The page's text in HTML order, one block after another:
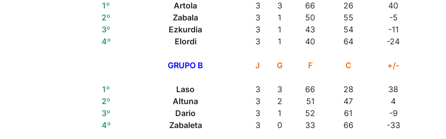
1º Artola 3 3 66 26
40
2º
Zabala 3 1 50 55
-5
3º
Ezkurdia 3 1 43 54
-11
4º
Elordi 3 1 40 64 -24
GRUPO B J G F C +/-
1º Laso 3 3 66 28
38
2º
Altuna 3 2 51 47
4
3º
Dario 3 1 52 61
-9
4º
Zabaleta 3 0 33 66
-33